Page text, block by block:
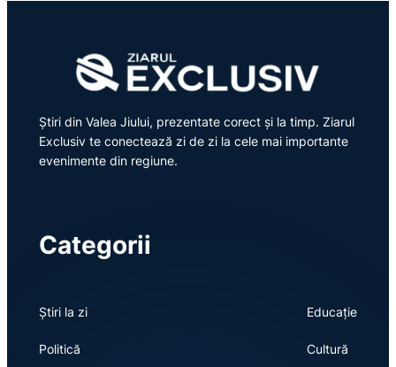
Știri din Valea Jiului, prezentate corect și la timp. Ziarul
Exclusiv te conectează zi de zi la cele mai importante
evenimente din regiune.
Categorii
Știri la zi
Politică
Educație
Cultură